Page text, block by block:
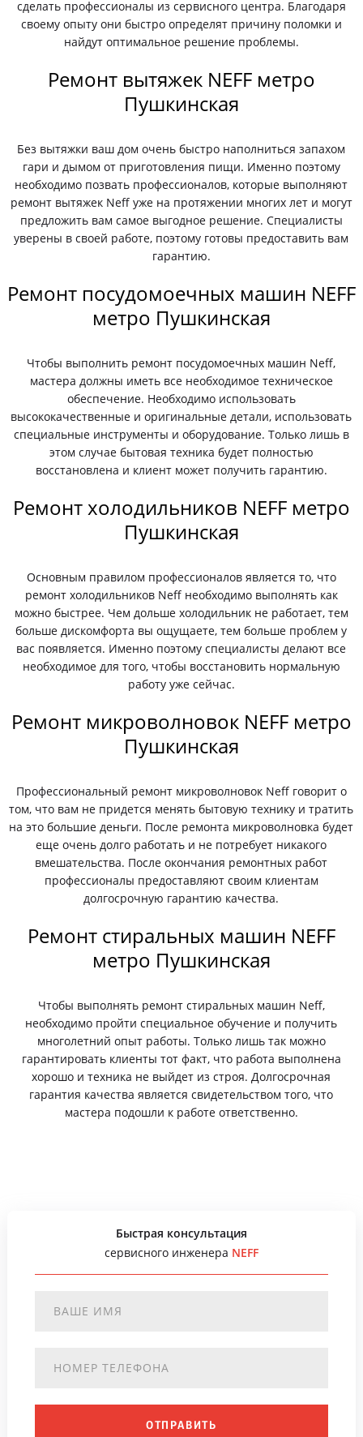
сделать профессионалы из сервисного центра. Благодаря
своему опыту они быстро определят причину поломки и
найдут оптимальное решение проблемы.
Ремонт вытяжек NEFF метро
Пушкинская
Без вытяжки ваш дом очень быстро наполниться запахом
гари и дымом от приготовления пищи. Именно поэтому
необходимо позвать профессионалов, которые выполняют
ремонт вытяжек Neff уже на протяжении многих лет и могут
предложить вам самое выгодное решение. Специалисты
уверены в своей работе, поэтому готовы предоставить вам
гарантию.
Ремонт посудомоечных машин NEFF
метро Пушкинская
Чтобы выполнить ремонт посудомоечных машин Neff,
мастера должны иметь все необходимое техническое
обеспечение. Необходимо использовать
высококачественные и оригинальные детали, использовать
специальные инструменты и оборудование. Только лишь в
этом случае бытовая техника будет полностью
восстановлена и клиент может получить гарантию.
Ремонт холодильников NEFF метро
Пушкинская
Основным правилом профессионалов является то, что
ремонт холодильников Neff необходимо выполнять как
можно быстрее. Чем дольше холодильник не работает, тем
больше дискомфорта вы ощущаете, тем больше проблем у
вас появляется. Именно поэтому специалисты делают все
необходимое для того, чтобы восстановить нормальную
работу уже сейчас.
Ремонт микроволновок NEFF метро
Пушкинская
Профессиональный ремонт микроволновок Neff говорит о
том, что вам не придется менять бытовую технику и тратить
на это большие деньги. После ремонта микроволновка будет
еще очень долго работать и не потребует никакого
вмешательства. После окончания ремонтных работ
профессионалы предоставляют своим клиентам
долгосрочную гарантию качества.
Ремонт стиральных машин NEFF
метро Пушкинская
Чтобы выполнять ремонт стиральных машин Neff,
необходимо пройти специальное обучение и получить
многолетний опыт работы. Только лишь так можно
гарантировать клиенты тот факт, что работа выполнена
хорошо и техника не выйдет из строя. Долгосрочная
гарантия качества является свидетельством того, что
мастера подошли к работе ответственно.
Быстрая консультация
сервисного инженера NEFF
ОТПРАВИТЬ